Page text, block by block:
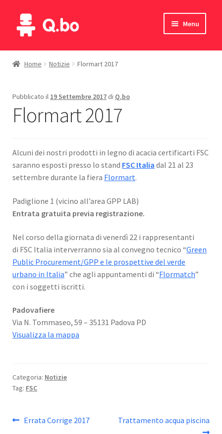
Vai
alla
Vai
al
Menu
Home
Prodotti
Contatti
Il mio account
Italiano
Home Notizie Flormart 2017
Pubblicato il 19 Settembre 2017 di Q.bo
Flormart 2017
Alcuni dei nostri prodotti in legno di acacia certificarti FSC
saranno esposti presso lo stand FSC Italia dal 21 al 23
settembre durante la fiera Flormart.
Padiglione 1 (vicino all’area GPP LAB)
Entrata gratuita previa registrazione.
Nel corso della giornata di venerdì 22 i rappresentanti
di FSC Italia interverranno sia al convegno tecnico “Green
Public Procurement/GPP e le prospettive del verde
urbano in Italia” che agli appuntamenti di “Flormatch”
con i soggetti iscritti.
Padovafiere
Via N. Tommaseo, 59 – 35131 Padova PD
Visualizza la mappa
Categoria: Notizie
Tag: FSC
Navigazione
Articolo
Errata Corrige 2017
Articolo
Trattamento acqua piscina